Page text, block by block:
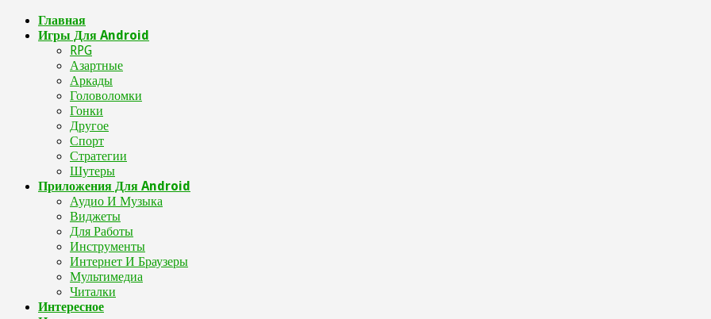
Главная
Игры Для Android
RPG
Азартные
Аркады
Головоломки
Гонки
Другое
Спорт
Стратегии
Шутеры
Приложения Для Android
Аудио И Музыка
Виджеты
Для Работы
Инструменты
Интернет И Браузеры
Мультимедиа
Читалки
Интересное